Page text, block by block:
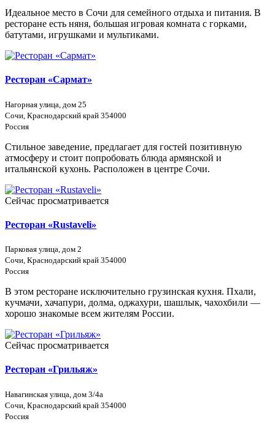
Идеальное место в Сочи для семейного отдыха и питания. В
ресторане есть няня, большая игровая комната с горками,
батутами, игрушками и мультиками.
Ресторан «Сармат»
​Нагорная улица, дом 25
Сочи, Краснодарский край 354000
Россия
Стильное заведение, предлагает для гостей позитивную
атмосферу и стоит попробовать блюда армянской и
итальянской кухонь. Расположен в центре Сочи.
Сейчас просматривается
Ресторан «Rustaveli»
Парковая улица, дом 2
Сочи, Краснодарский край 354000
Россия
В этом ресторане исключительно грузинская кухня. Пхали,
кучмачи, хачапури, долма, оджахури, шашлык, чахохбили —
хорошо знакомые всем жителям России.
Сейчас просматривается
Ресторан «Грильяж»
Навагинская улица, дом 3/4а
Сочи, Краснодарский край 354000
Россия